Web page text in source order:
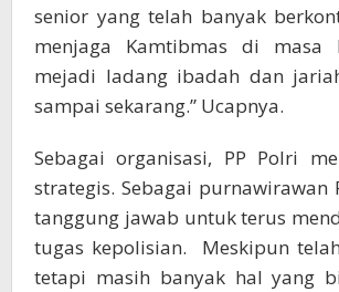
senior yang telah banyak
menjaga Kamtibmas di masa
mejadi ladang ibadah dan
sampai sekarang.” Ucapnya.
Sebagai organisasi, PP Polri
strategis. Sebagai purnawirawan
tanggung jawab untuk terus
tugas kepolisian. Meskipun
tetapi masih banyak hal yang